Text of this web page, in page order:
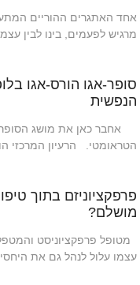
אחד האתגרים ההוריים
מרגיש לפעמים, בינו לבין
סופר-אגו הורס-אגו
הנפשית
אחבר כאן את מושג הסופר-
הטראומטי. הרעיון המרכזי
פרפקציוניזם בתוך
מושלם?
מטופל פרפקציוניסט
עצמו עלול לנהל גם את